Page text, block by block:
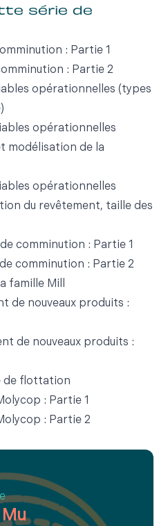
série de
: Partie 1
: Partie 2
opérationnelles (types
opérationnelles
modélisation de la
opérationnelles
du revêtement, taille des
comminution : Partie 1
comminution : Partie 2
famille Mill
de nouveaux produits :
de nouveaux produits :
de flottation
: Partie 1
: Partie 2
Mu